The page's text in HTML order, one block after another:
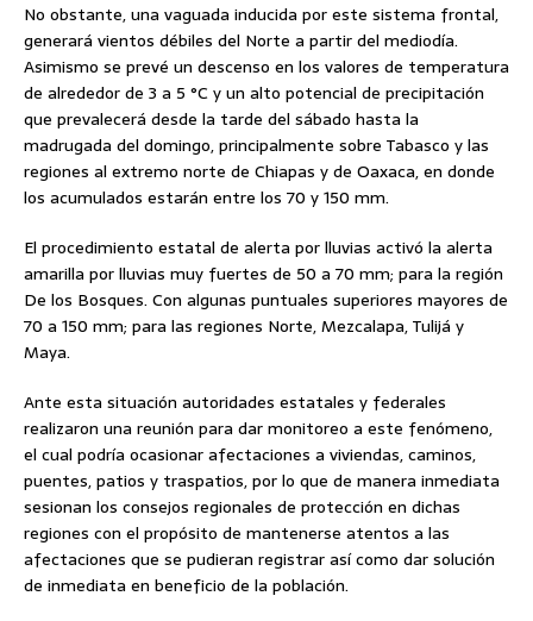
No obstante, una vaguada inducida por este sistema frontal,
generará vientos débiles del Norte a partir del mediodía.
Asimismo se prevé un descenso en los valores de temperatura
de alrededor de 3 a 5 °C y un alto potencial de precipitación
que prevalecerá desde la tarde del sábado hasta la
madrugada del domingo, principalmente sobre Tabasco y las
regiones al extremo norte de Chiapas y de Oaxaca, en donde
los acumulados estarán entre los 70 y 150 mm.
El procedimiento estatal de alerta por lluvias activó la alerta
amarilla por lluvias muy fuertes de 50 a 70 mm; para la región
De los Bosques. Con algunas puntuales superiores mayores de
70 a 150 mm; para las regiones Norte, Mezcalapa, Tulijá y
Maya.
Ante esta situación autoridades estatales y federales
realizaron una reunión para dar monitoreo a este fenómeno,
el cual podría ocasionar afectaciones a viviendas, caminos,
puentes, patios y traspatios, por lo que de manera inmediata
sesionan los consejos regionales de protección en dichas
regiones con el propósito de mantenerse atentos a las
afectaciones que se pudieran registrar así como dar solución
de inmediata en beneficio de la población.